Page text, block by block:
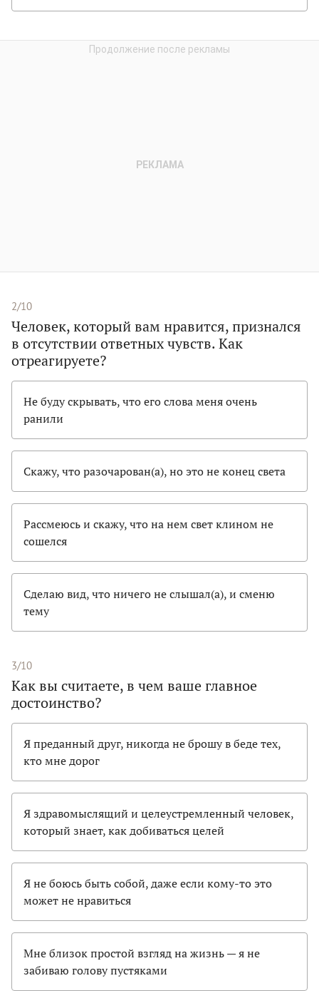
2/10
Человек, который вам нравится, признался
в отсутствии ответных чувств. Как
отреагируете?
Не буду скрывать, что его слова меня очень
ранили
Скажу, что разочарован(а), но это не конец света
Рассмеюсь и скажу, что на нем свет клином не
сошелся
Сделаю вид, что ничего не слышал(а), и сменю
тему
3/10
Как вы считаете, в чем ваше главное
достоинство?
Я преданный друг, никогда не брошу в беде тех,
кто мне дорог
Я здравомыслящий и целеустремленный человек,
который знает, как добиваться целей
Я не боюсь быть собой, даже если кому-то это
может не нравиться
Мне близок простой взгляд на жизнь — я не
забиваю голову пустяками